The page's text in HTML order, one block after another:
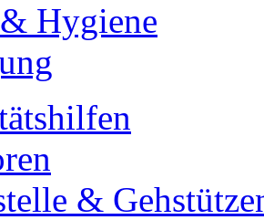
Hygiene
&